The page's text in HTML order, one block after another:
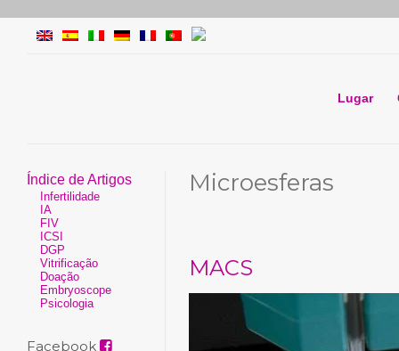
Lugar
Índice de Artigos
Infertilidade
IA
FIV
ICSI
DGP
Vitrificação
Doação
Embryoscope
Psicologia
Facebook
Microesferas
MACS